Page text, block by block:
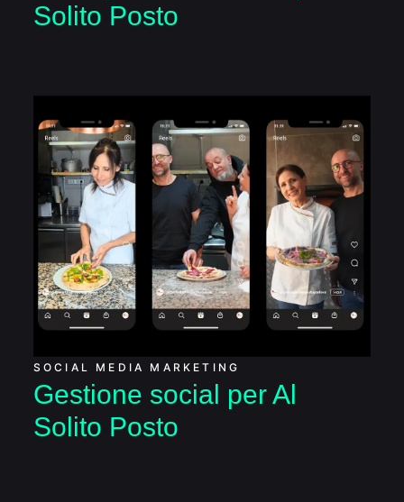
Solito Posto
Gestione social per Al
Solito Posto
SOCIAL MEDIA MARKETING
Gestione social per Al
Solito Posto